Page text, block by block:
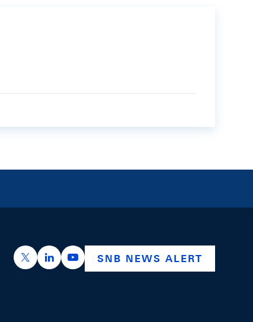
https://x.com/snb_bns
https://ch.linkedin.com/company/swiss-
https://www.youtube.com/
SNB NEWS ALERT